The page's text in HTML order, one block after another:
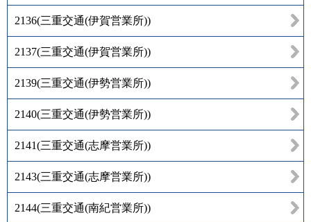
2136(三重交通(伊賀営業所))
2137(三重交通(伊賀営業所))
2139(三重交通(伊勢営業所))
2140(三重交通(伊勢営業所))
2141(三重交通(志摩営業所))
2143(三重交通(志摩営業所))
2144(三重交通(南紀営業所))